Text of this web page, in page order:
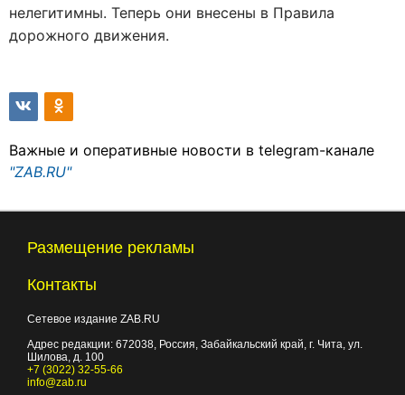
нелегитимны. Теперь они внесены в Правила
дорожного движения.
Важные и оперативные новости в telegram-канале
"ZAB.RU"
Размещение рекламы
Контакты
Сетевое издание ZAB.RU
Адрес редакции: 672038, Россия, Забайкальский край, г. Чита, ул.
Шилова, д. 100
+7 (3022) 32-55-66
info@zab.ru